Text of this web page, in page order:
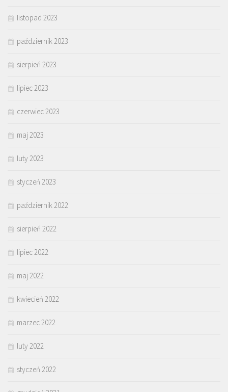
listopad 2023
październik 2023
sierpień 2023
lipiec 2023
czerwiec 2023
maj 2023
luty 2023
styczeń 2023
październik 2022
sierpień 2022
lipiec 2022
maj 2022
kwiecień 2022
marzec 2022
luty 2022
styczeń 2022